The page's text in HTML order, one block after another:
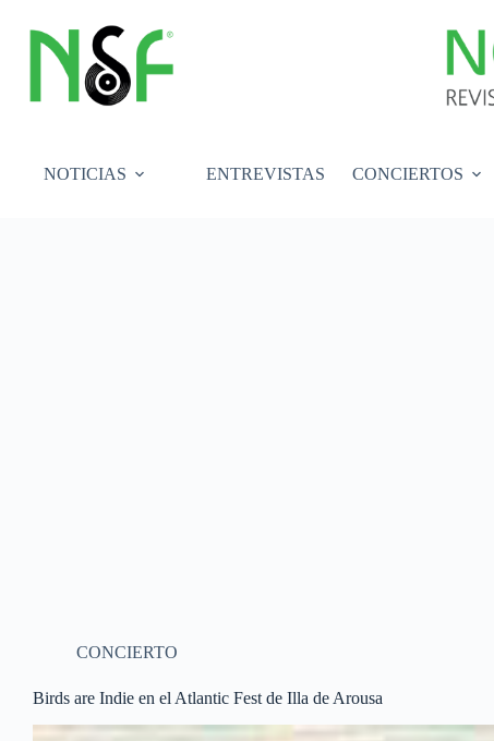
contenido
NOTICIAS ENTREVISTAS CONCIERTOS
CONCIERTO
Birds are Indie en el Atlantic Fest de Illa de Arousa